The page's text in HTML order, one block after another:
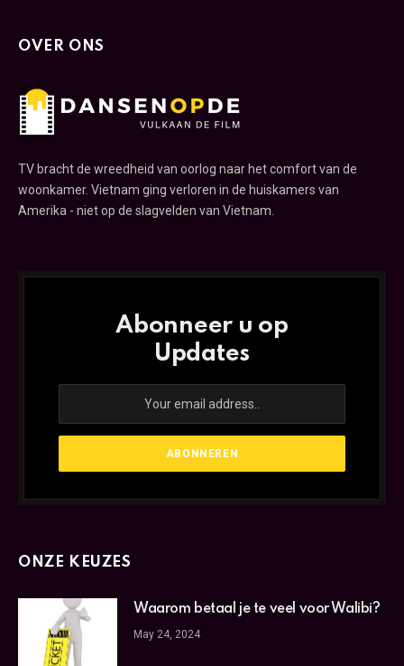
OVER ONS
TV bracht de wreedheid van oorlog naar het comfort van de
woonkamer. Vietnam ging verloren in de huiskamers van
Amerika - niet op de slagvelden van Vietnam.
Abonneer u op
Updates
ONZE KEUZES
Waarom betaal je te veel voor Walibi?
May 24, 2024